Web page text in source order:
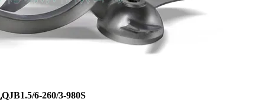
6-260/3-980S